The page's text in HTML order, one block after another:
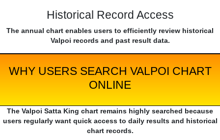
Historical Record Access
The annual chart enables users to efficiently review historical
Valpoi records and past result data.
WHY USERS SEARCH VALPOI CHART
ONLINE
The Valpoi Satta King chart remains highly searched because
users regularly want quick access to daily results and historical
chart records.